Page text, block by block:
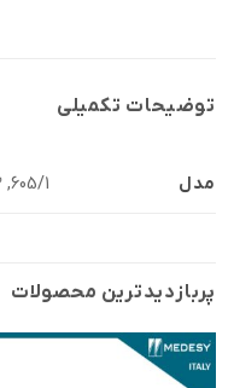
توضیحات تکمیلی
مدل 605/1, 605/3
پربازدید‌ترین محصولات